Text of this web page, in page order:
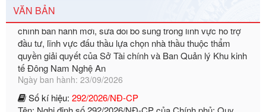
VĂN BẢN
quyền giải quyết của Sở Tài chính và Ban Quản lý Khu kinh
tế Đông Nam Nghệ An
Ngày ban hành: 23/09/2026
Số kí hiệu:292/2026/NĐ-CP
Tên: Nghị định số 292/2026/NĐ-CP của Chính phủ: Quy
định chi tiết một số điều và biện pháp để tổ chức, hướng
dẫn thi hành Luật Quản lý ngoại thương
Ngày ban hành: 21/07/2026